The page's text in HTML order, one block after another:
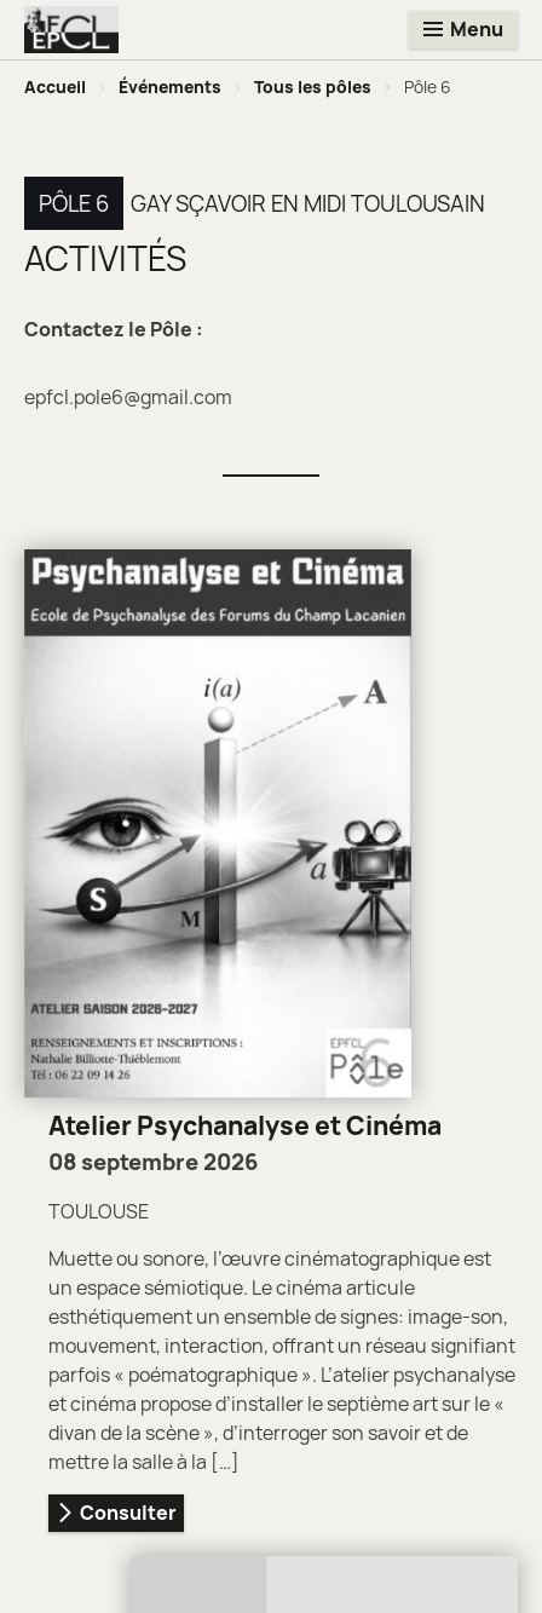
Menu
Accueil > Événements > Tous les pôles > Pôle 6
PÔLE 6 GAY SÇAVOIR EN MIDI TOULOUSAIN
ACTIVITÉS
Contactez le Pôle :
epfcl.pole6@gmail.com
Atelier Psychanalyse et Cinéma
08 septembre 2026
TOULOUSE
Muette ou sonore, l’œuvre cinématographique est
un espace sémiotique. Le cinéma articule
esthétiquement un ensemble de signes: image-son,
mouvement, interaction, offrant un réseau signifiant
parfois « poématographique ». L’atelier psychanalyse
et cinéma propose d’installer le septième art sur le «
divan de la scène », d’interroger son savoir et de
mettre la salle à la […]
Consulter